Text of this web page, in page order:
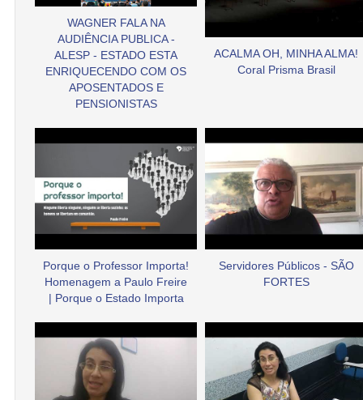
WAGNER FALA NA
AUDIÊNCIA PUBLICA -
ALESP - ESTADO ESTA
ENRIQUECENDO COM OS
APOSENTADOS E
PENSIONISTAS
ACALMA OH, MINHA ALMA!
Coral Prisma Brasil
Porque o Professor Importa!
Homenagem a Paulo Freire
| Porque o Estado Importa
Servidores Públicos - SÃO
FORTES